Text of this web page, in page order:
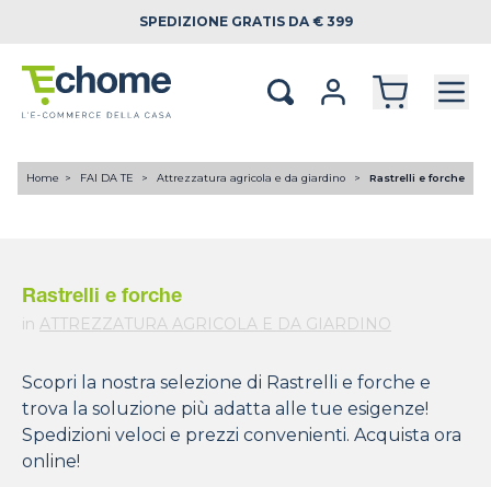
SPEDIZIONE GRATIS DA € 399
Home FAI DA TE Attrezzatura agricola e da giardino Rastrelli e forche
Rastrelli e forche
in ATTREZZATURA AGRICOLA E DA GIARDINO
Scopri la nostra selezione di Rastrelli e forche e
trova la soluzione più adatta alle tue esigenze!
Spedizioni veloci e prezzi convenienti. Acquista ora
online!